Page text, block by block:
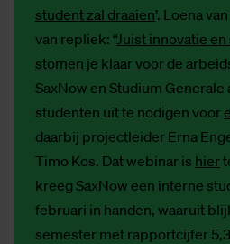
student zal draaien’. Loena
van repliek: “Juist innovatie
stomen je klaar voor de
SaxNow en Studium
studenten uit te nodigen voor
daarbij projectleider Erna
Timo Kos. Dat webinar is hier
kreeg SaxNow een interne
februari in handen, waaruit
semester met rapportcijfer 5,3